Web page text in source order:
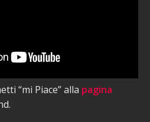
“mi Piace” alla pagina